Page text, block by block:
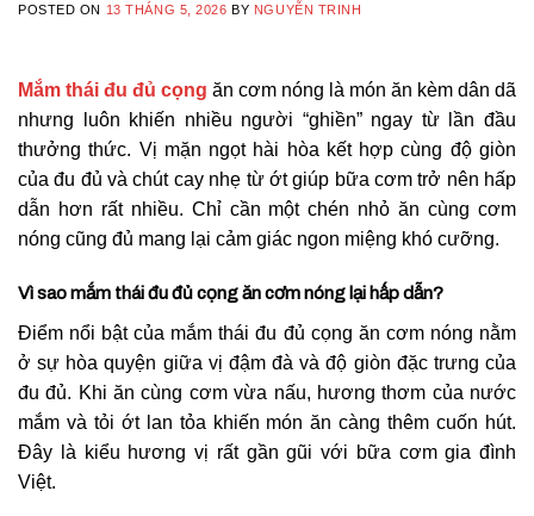
POSTED ON 13 THÁNG 5, 2026 BY NGUYỄN TRINH
Mắm thái đu đủ cọng ăn cơm nóng là món ăn kèm dân dã
nhưng luôn khiến nhiều người “ghiền” ngay từ lần đầu
thưởng thức. Vị mặn ngọt hài hòa kết hợp cùng độ giòn
của đu đủ và chút cay nhẹ từ ớt giúp bữa cơm trở nên hấp
dẫn hơn rất nhiều. Chỉ cần một chén nhỏ ăn cùng cơm
nóng cũng đủ mang lại cảm giác ngon miệng khó cưỡng.
Vì sao mắm thái đu đủ cọng ăn cơm nóng lại hấp dẫn?
Điểm nổi bật của mắm thái đu đủ cọng ăn cơm nóng nằm
ở sự hòa quyện giữa vị đậm đà và độ giòn đặc trưng của
đu đủ. Khi ăn cùng cơm vừa nấu, hương thơm của nước
mắm và tỏi ớt lan tỏa khiến món ăn càng thêm cuốn hút.
Đây là kiểu hương vị rất gần gũi với bữa cơm gia đình
Việt.